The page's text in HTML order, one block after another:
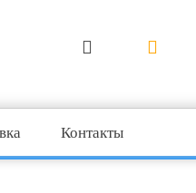
Контакты